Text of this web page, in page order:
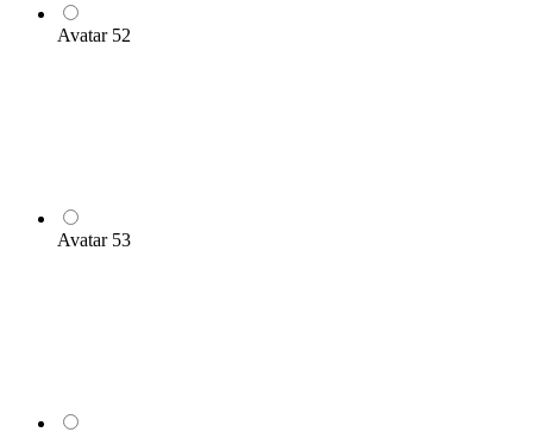
Avatar 52
Avatar 53